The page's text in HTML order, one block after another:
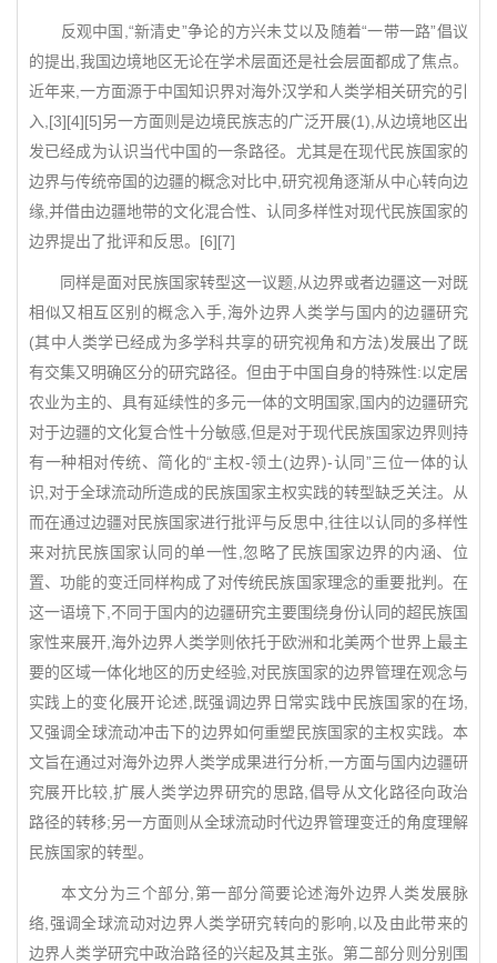
反观中国,“新清史”争论的方兴未艾以及随着“一带一路”倡议
的提出,我国边境地区无论在学术层面还是社会层面都成了焦点。
近年来,一方面源于中国知识界对海外汉学和人类学相关研究的引
入,[3][4][5]另一方面则是边境民族志的广泛开展(1),从边境地区出
发已经成为认识当代中国的一条路径。尤其是在现代民族国家的
边界与传统帝国的边疆的概念对比中,研究视角逐渐从中心转向边
缘,并借由边疆地带的文化混合性、认同多样性对现代民族国家的
边界提出了批评和反思。[6][7]
同样是面对民族国家转型这一议题,从边界或者边疆这一对既
相似又相互区别的概念入手,海外边界人类学与国内的边疆研究
(其中人类学已经成为多学科共享的研究视角和方法)发展出了既
有交集又明确区分的研究路径。但由于中国自身的特殊性:以定居
农业为主的、具有延续性的多元一体的文明国家,国内的边疆研究
对于边疆的文化复合性十分敏感,但是对于现代民族国家边界则持
有一种相对传统、简化的“主权-领土(边界)-认同”三位一体的认
识,对于全球流动所造成的民族国家主权实践的转型缺乏关注。从
而在通过边疆对民族国家进行批评与反思中,往往以认同的多样性
来对抗民族国家认同的单一性,忽略了民族国家边界的内涵、位
置、功能的变迁同样构成了对传统民族国家理念的重要批判。在
这一语境下,不同于国内的边疆研究主要围绕身份认同的超民族国
家性来展开,海外边界人类学则依托于欧洲和北美两个世界上最主
要的区域一体化地区的历史经验,对民族国家的边界管理在观念与
实践上的变化展开论述,既强调边界日常实践中民族国家的在场,
又强调全球流动冲击下的边界如何重塑民族国家的主权实践。本
文旨在通过对海外边界人类学成果进行分析,一方面与国内边疆研
究展开比较,扩展人类学边界研究的思路,倡导从文化路径向政治
路径的转移;另一方面则从全球流动时代边界管理变迁的角度理解
民族国家的转型。
本文分为三个部分,第一部分简要论述海外边界人类发展脉
络,强调全球流动对边界人类学研究转向的影响,以及由此带来的
边界人类学研究中政治路径的兴起及其主张。第二部分则分别围